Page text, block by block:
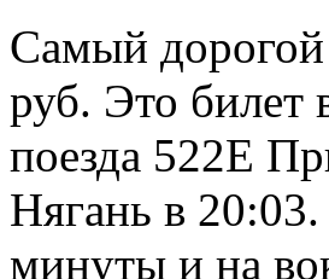
Самый дорогой
руб. Это билет
поезда 522Е
Нягань в
минуты и на